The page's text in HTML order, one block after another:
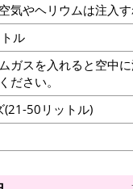
気やヘリウムは注入
ル
ガスを入れると空中
ださい。
(21-50リットル)